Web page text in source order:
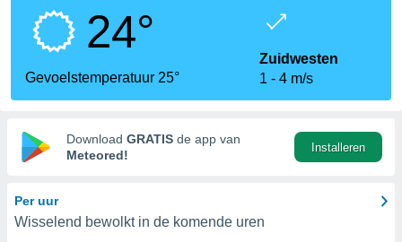
verstrekte
hoge
hebt de
voor
op basis
24°
Gevoelstemperatuur 25°
Zuidwesten
1
4 m/s
Download GRATIS de app van
Meteored!
Installeren
Per uur
Wisselend bewolkt in de komende uren